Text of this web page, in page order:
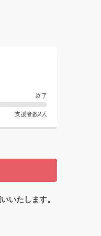
終了
支援者数2 人
いたします。